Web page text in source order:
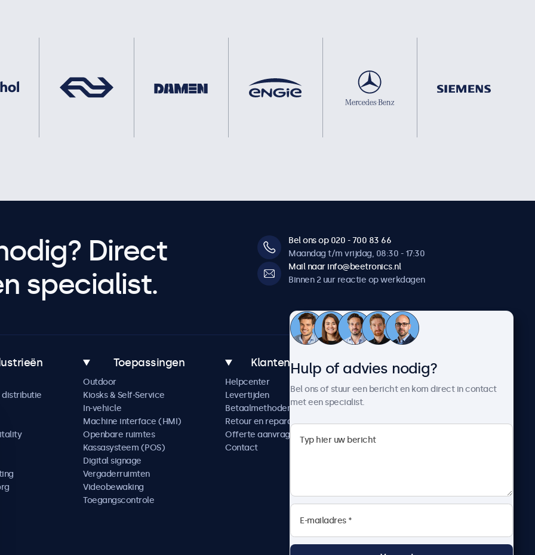
Direct
specialist.
Bel ons op 020 - 700 83 66
Maandag t/m vrijdag, 08:30 - 17:30
Mail naar info@beetronics.nl
Binnen 2 uur reactie op werkdagen
distributie
Toepassingen
Outdoor
Kiosks & Self-Service
In-vehicle
Machine interface (HMI)
Openbare ruimtes
Kassasysteem (POS)
Digital signage
Vergaderruimten
Videobewaking
Toegangscontrole
Klantenservice
Helpcenter
Levertijden
Betaalmethoden
Retour en reparatie
Offerte aanvragen
Contact
Over Beetronics
Nieuws en updates
Werken bij Beetronics
Algemene voorwaarden
Hulp of advies nodig?
Bel ons of stuur een bericht en kom direct in contact
met een specialist.